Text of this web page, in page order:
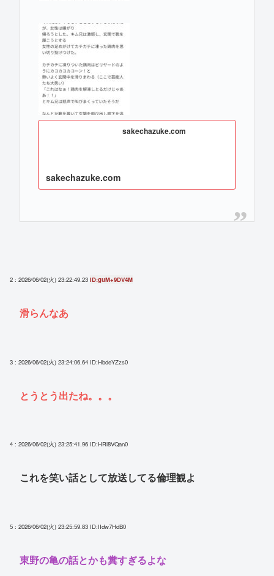
sakechazuke.com
sakechazuke.com
2 : 2026/06/02(火) 23:22:49.23 ID:guM+9DV4M
滑らんなあ
3 : 2026/06/02(火) 23:24:06.64 ID:HbdeYZzs0
とうとう出たね。。。
4 : 2026/06/02(火) 23:25:41.96 ID:HRi8VQan0
これを笑い話として放送してる倫理観よ
5 : 2026/06/02(火) 23:25:59.83 ID:IIdw7HdB0
東野の亀の話とかも糞すぎるよな